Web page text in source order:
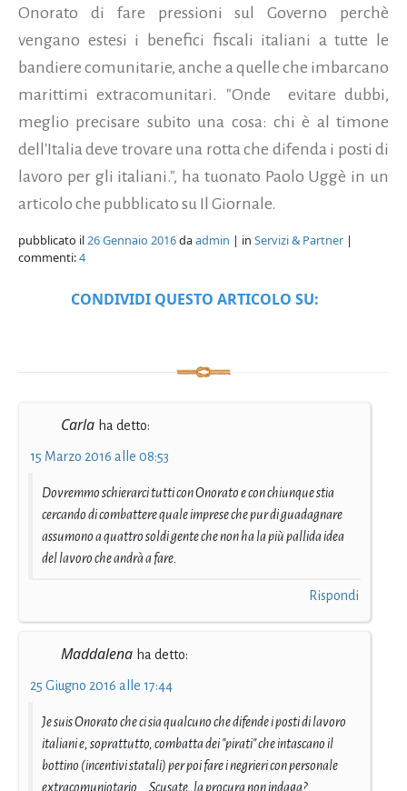
Onorato di fare pressioni sul Governo perchè
vengano estesi i benefici fiscali italiani a tutte le
bandiere comunitarie, anche a quelle che imbarcano
marittimi extracomunitari. "Onde evitare dubbi,
meglio precisare subito una cosa: chi è al timone
dell'Italia deve trovare una rotta che difenda i posti di
lavoro per gli italiani.", ha tuonato Paolo Uggè in un
articolo che pubblicato su Il Giornale.
pubblicato il26 Gennaio 2016daadmin | in Servizi & Partner |
commenti:4
CONDIVIDI QUESTO ARTICOLO SU:
Carla ha detto:
15 Marzo 2016 alle 08:53
Dovremmo schierarci tutti con Onorato e con chiunque stia
cercando di combattere quale imprese che pur di guadagnare
assumono a quattro soldi gente che non ha la più pallida idea
del lavoro che andrà a fare.
Rispondi
Maddalena ha detto:
25 Giugno 2016 alle 17:44
Je suis Onorato che ci sia qualcuno che difende i posti di lavoro
italiani e, soprattutto, combatta dei "pirati" che intascano il
bottino (incentivi statali) per poi fare i negrieri con personale
extracomuniotario... Scusate, la procura non indaga?